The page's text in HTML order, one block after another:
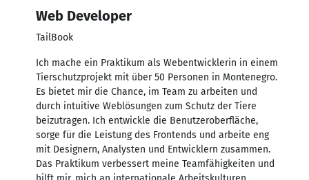
Web Developer
TailBook
Ich mache ein Praktikum als Webentwicklerin in einem
Tierschutzprojekt mit über 50 Personen in Montenegro.
Es bietet mir die Chance, im Team zu arbeiten und
durch intuitive Weblösungen zum Schutz der Tiere
beizutragen. Ich entwickle die Benutzeroberfläche,
sorge für die Leistung des Frontends und arbeite eng
mit Designern, Analysten und Entwicklern zusammen.
Das Praktikum verbessert meine Teamfähigkeiten und